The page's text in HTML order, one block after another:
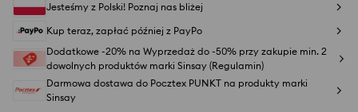
Jesteśmy z Polski! Poznaj nas bliżej
Kup teraz, zapłać później z PayPo
Dodatkowe -20% na Wyprzedaż do -50% przy zakupie min. 2
dowolnych produktów marki Sinsay (Regulamin)
Darmowa dostawa do Pocztex PUNKT na produkty marki
Sinsay